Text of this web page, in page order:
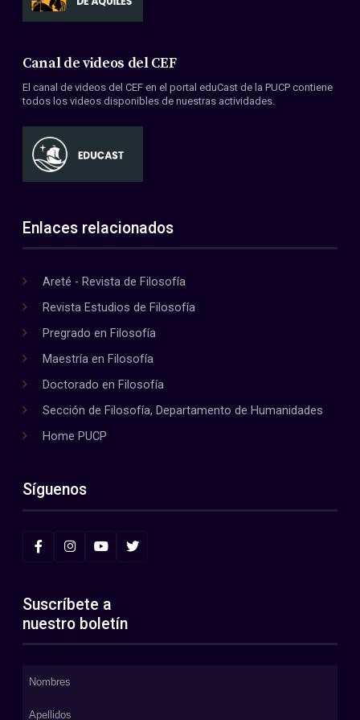
Canal de videos del CEF
El canal de videos del CEF en el portal eduCast de la PUCP contiene
todos los videos disponibles de nuestras actividades.
Enlaces relacionados
Areté - Revista de Filosofía
Revista Estudios de Filosofía
Pregrado en Filosofía
Maestría en Filosofía
Doctorado en Filosofía
Sección de Filosofía, Departamento de Humanidades
Home PUCP
Síguenos
Suscríbete a
nuestro boletín